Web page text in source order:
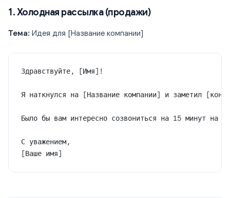
1. Холодная рассылка (продажи)
Тема: Идея для [Название компании]
Здравствуйте, [Имя]!
Я наткнулся на [Название компании] и заметил
Было бы вам интересно созвониться на 15 минут на
С уважением,
[Ваше имя]